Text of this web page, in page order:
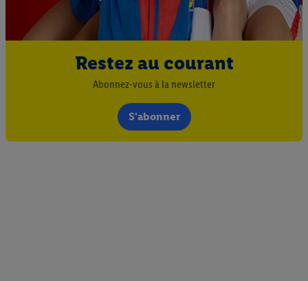
Restez au courant
Abonnez-vous à la newsletter
S'abonner
Sous réserve de votre accord, les publicités liées au reciblage,
c’est-à-dire des publicités pour des produits pour lesquels vous
avez montré de l’intérêt (par exemple en plaçant le produit dans
également être affichées sur plusieurs apppareils et plusieurs
services de Lidl si plusieurs terminaux ou plusieurs services de
Lidl peuvent vous être attribués en utilisant votre adresse e-
mail hachée et, le cas échéant, d’autres identifiants/identifiants